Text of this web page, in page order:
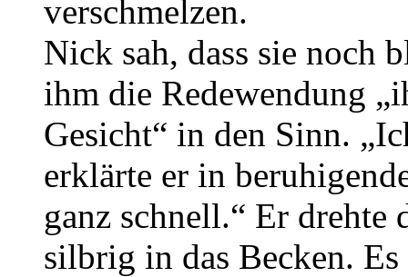
verschmelzen.
Nick sah, dass sie noch
ihm die Redewendung
Gesicht“ in den Sinn.
erklärte er in
ganz schnell.“ Er drehte
silbrig in das Becken.